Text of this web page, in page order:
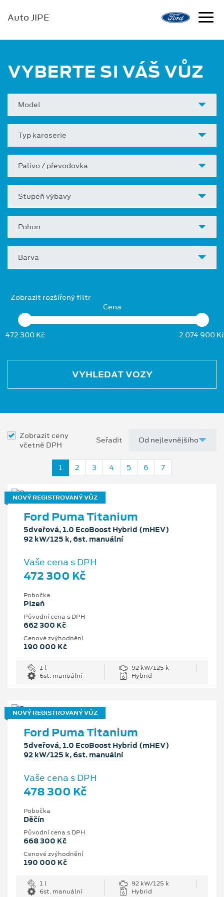
Auto JIPE
VYBERTE SI VÁŠ VŮZ
Model
Typ karoserie
Palivo / převodovka
Stupeň výbavy
Pohon
Barva
Zobrazit rozšířený filtr
Cena
472 300 Kč 2 074 900
VYHLEDAT VOZY
Zobrazit ceny
včetně DPH
Seřadit
1 2 3 4 5 6 7
NOVÝ REGISTROVANÝ VŮZ
Ford Puma Titanium
5dveřová, 1.0 EcoBoost Hybrid (mHEV)
92 kW/125 k, 6st. manuální
Vaše cena s DPH
472 300 Kč
Pobočka
Plzeň
Původní cena s DPH
662 300 Kč
Cenové zvýhodnění
190 000 Kč
1 l
92 kW/125 k
6st. manuální
Hybrid
NOVÝ REGISTROVANÝ VŮZ
Ford Puma Titanium
5dveřová, 1.0 EcoBoost Hybrid (mHEV)
92 kW/125 k, 6st. manuální
Vaše cena s DPH
478 300 Kč
Pobočka
Děčín
Původní cena s DPH
668 300 Kč
Cenové zvýhodnění
190 000 Kč
1 l
92 kW/125 k
6st. manuální
Hybrid